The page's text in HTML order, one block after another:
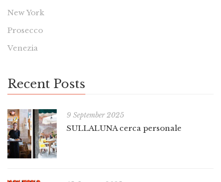
New York
Prosecco
Venezia
Recent Posts
9 September 2025
SULLALUNA cerca personale